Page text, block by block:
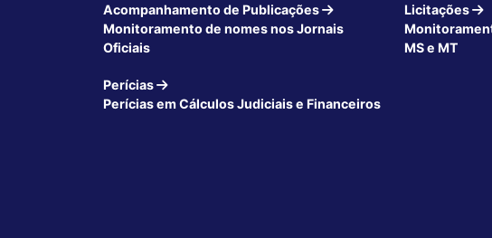
Acompanhamento de Publicações
Monitoramento de nomes nos Jornais
Oficiais
Licitações
MS e MT
Perícias
Perícias em Cálculos Judiciais e Financeiros